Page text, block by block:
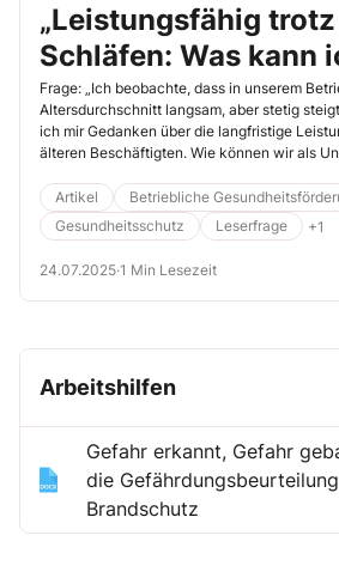
„Leistungsfähig
Schläfen: Was kann
Unternehmen tun?“
Frage: „Ich beobachte, dass in unserem
Altersdurchschnitt langsam, aber stetig
ich mir Gedanken über die langfristige
älteren Beschäftigten. Wie können wir als
Artikel
Betriebliche
Gesundheitsschutz
Leserfrage +1
24.07.2025·1 Min Lesezeit
Arbeitshilfen
Gefahr erkannt, Gefahr
die
Brandschutz